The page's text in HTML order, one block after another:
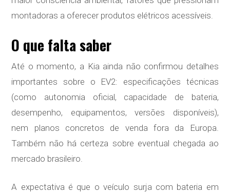
montadoras a oferecer produtos elétricos acessíveis.
O que falta saber
Até o momento, a Kia ainda não confirmou detalhes
importantes sobre o EV2: especificações técnicas
(como autonomia oficial, capacidade de bateria,
desempenho, equipamentos, versões disponíveis),
nem planos concretos de venda fora da Europa.
Também não há certeza sobre eventual chegada ao
mercado brasileiro.
A expectativa é que o veículo surja com bateria em